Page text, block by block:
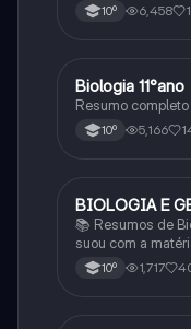
10º 6,458
Biologia
Biologia 11°ano
Resumo completo
10º 5,166
Biologia
BIOLOGIA E
📚 Resumos de
suou com a
clareza e cheio
perceber. Para
10º 1,717